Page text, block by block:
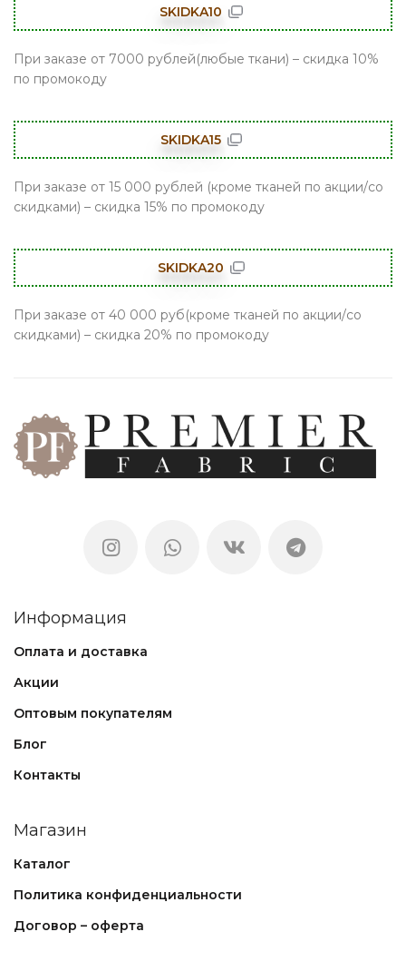
SKIDKA10
При заказе от 7000 рублей(любые ткани) – скидка 10%
по промокоду
SKIDKA15
При заказе от 15 000 рублей (кроме тканей по акции/со
скидками) – скидка 15% по промокоду
SKIDKA20
При заказе от 40 000 руб(кроме тканей по акции/со
скидками) – скидка 20% по промокоду
Информация
Оплата и доставка
Акции
Оптовым покупателям
Блог
Контакты
Магазин
Каталог
Политика конфиденциальности
Договор – оферта